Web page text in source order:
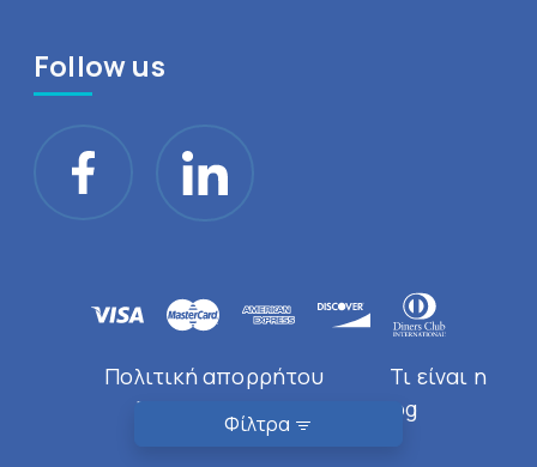
Φίλτρα
Follow us
Πολιτική απορρήτου
Τι είναι η
Doctor Near You
Blog